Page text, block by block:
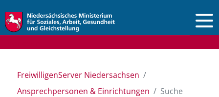
FreiwilligenServer Niedersachsen
Ansprechpersonen & Einrichtungen
Suche